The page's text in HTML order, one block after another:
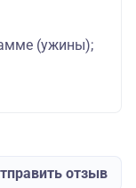
(ужины);
отзыв